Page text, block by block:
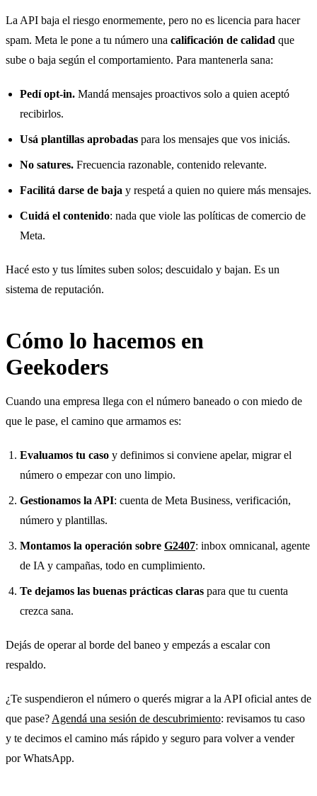
La API baja el riesgo enormemente, pero no es licencia para hacer
spam. Meta le pone a tu número una calificación de calidad que
sube o baja según el comportamiento. Para mantenerla sana:
Pedí opt-in. Mandá mensajes proactivos solo a quien aceptó
recibirlos.
Usá plantillas aprobadas para los mensajes que vos iniciás.
No satures. Frecuencia razonable, contenido relevante.
Facilitá darse de baja y respetá a quien no quiere más mensajes.
Cuidá el contenido: nada que viole las políticas de comercio de
Meta.
Hacé esto y tus límites suben solos; descuidalo y bajan. Es un
sistema de reputación.
Cómo lo hacemos en
Geekoders
Cuando una empresa llega con el número baneado o con miedo de
que le pase, el camino que armamos es:
Evaluamos tu caso y definimos si conviene apelar, migrar el
número o empezar con uno limpio.
Gestionamos la API: cuenta de Meta Business, verificación,
número y plantillas.
Montamos la operación sobre G2407: inbox omnicanal, agente
de IA y campañas, todo en cumplimiento.
Te dejamos las buenas prácticas claras para que tu cuenta
crezca sana.
Dejás de operar al borde del baneo y empezás a escalar con
respaldo.
¿Te suspendieron el número o querés migrar a la API oficial antes de
que pase? Agendá una sesión de descubrimiento: revisamos tu caso
y te decimos el camino más rápido y seguro para volver a vender
por WhatsApp.